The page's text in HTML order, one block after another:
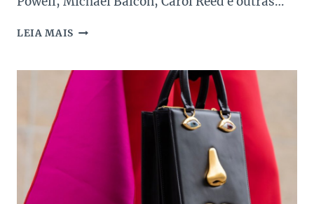
LEIA MAIS OS
DO